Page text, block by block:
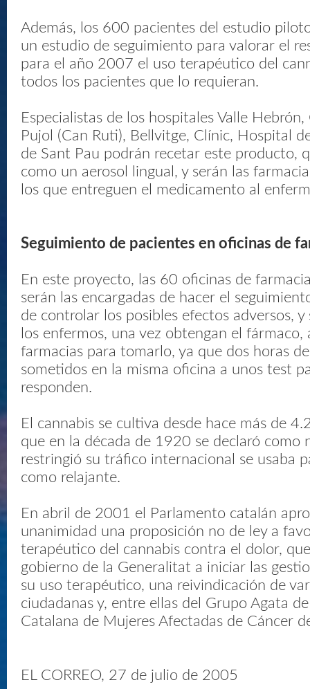
Además, los 600 pacientes del estudio
un estudio de seguimiento para valorar el
para el año 2007 el uso terapéutico del
todos los pacientes que lo requieran.
Especialistas de los hospitales Valle Hebrón,
Pujol (Can Ruti), Bellvitge, Clínic, Hospital
de Sant Pau podrán recetar este producto,
como un aerosol lingual, y serán las
los que entreguen el medicamento al
Seguimiento de pacientes en oficinas de
En este proyecto, las 60 oficinas de
serán las encargadas de hacer el
de controlar los posibles efectos adversos,
los enfermos, una vez obtengan el fármaco,
farmacias para tomarlo, ya que dos horas
sometidos en la misma oficina a unos test
responden.
El cannabis se cultiva desde hace más de
que en la década de 1920 se declaró como
restringió su tráfico internacional se usaba
como relajante.
En abril de 2001 el Parlamento catalán
unanimidad una proposición no de ley a
terapéutico del cannabis contra el dolor,
gobierno de la Generalitat a iniciar las
su uso terapéutico, una reivindicación de
ciudadanas y, entre ellas del Grupo Agata
Catalana de Mujeres Afectadas de Cáncer
EL CORREO, 27 de julio de 2005